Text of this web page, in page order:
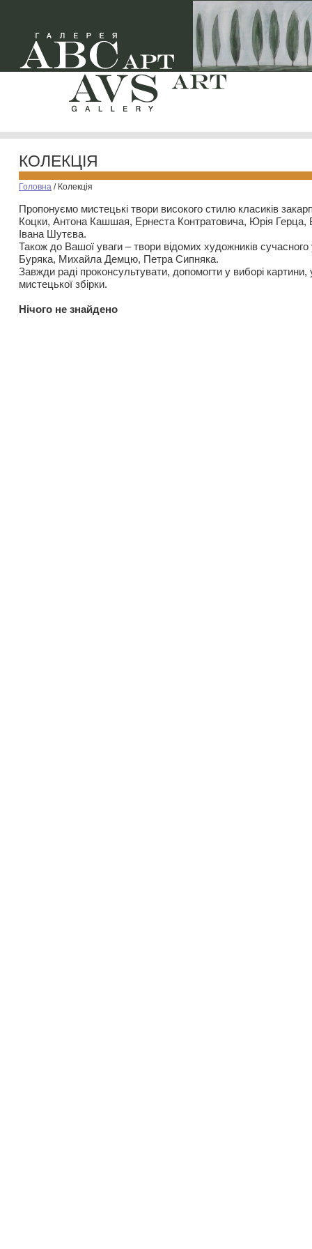
КОЛЕКЦІЯ
Головна / Колекція
Пропонуємо мистецькі твори високого стилю класиків
Коцки, Антона Кашшая, Ернеста Контратовича, Юрія
Івана Шутєва.
Також до Вашої уваги – твори відомих художників
Буряка, Михайла Демцю, Петра Сипняка.
Завжди раді проконсультувати, допомогти у виборі картини,
мистецької збірки.
Нiчого не знайдено